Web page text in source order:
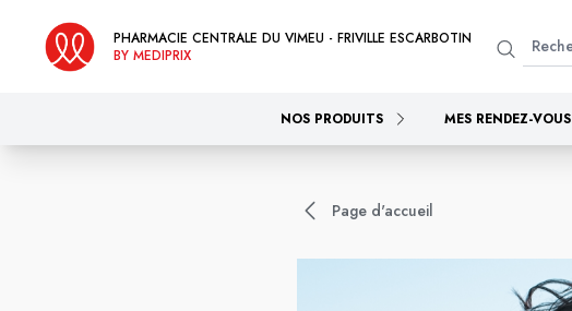
PHARMACIE CENTRALE DU VIMEU - FRIVILLE ESCARBOTIN
BY MEDIPRIX
NOS PRODUITS MES RENDEZ-VOUS
Page d'accueil